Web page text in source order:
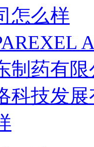
怎么样
制药有
科技发